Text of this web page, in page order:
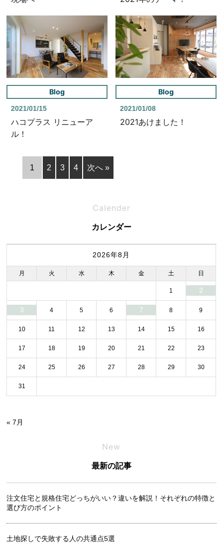
Blog
2021/01/15
ハコプラス リニューア
ル！
Blog
2021/01/08
2021あけました！
1 2 3 4 次へ »
Calender
カレンダー
2026年8月
月 火 水 木 金 土 日
1 2
3 4 5 6 7 8 9
10 11 12 13 14 15 16
17 18 19 20 21 22 23
24 25 26 27 28 29 30
31
« 7月
New
最新の記事
注文住宅と規格住宅どっちがいい？違いを解説！それぞれの特徴と
選び方のポイント
土地探しで失敗する人の共通点5選